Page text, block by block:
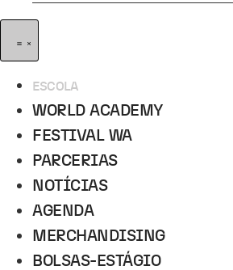
ESCOLA
WORLD ACADEMY
FESTIVAL WA
PARCERIAS
NOTÍCIAS
AGENDA
MERCHANDISING
BOLSAS-ESTÁGIO